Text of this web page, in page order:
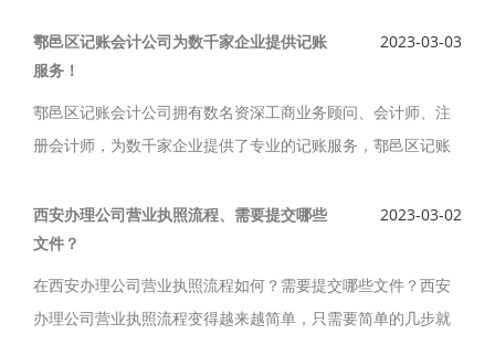
企业用户提供了记账服务，为企业创造了经济利益。
鄠邑区记账会计公司为数千家企业提供记账
服务！
2023-03-03
鄠邑区记账会计公司拥有数名资深工商业务顾问、会计师、注
册会计师，为数千家企业提供了专业的记账服务，鄠邑区记账
和规范性，为您提供优质的记账服务。
西安办理公司营业执照流程、需要提交哪些
文件？
2023-03-02
在西安办理公司营业执照流程如何？需要提交哪些文件？西安
办理公司营业执照流程变得越来越简单，只需要简单的几步就